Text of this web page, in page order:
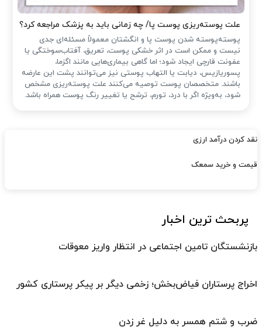
علت پوسته‌ریزی پوست پا/ چه زمانی باید به پزشک مراجعه کرد؟
پوسته‌پوسته شدن پوست پا و انگشتان معمولاً مسئله‌ای جدی
نیست و ممکن است در اثر خشکی پوست، تعریق، آفتاب‌سوختگی یا
عفونت قارچی ایجاد شود؛ اما گاهی بیماری‌هایی مانند اگزما،
پسوریازیس، دیابت یا التهاب پوستی نیز می‌توانند پشت این عارضه
باشند. متخصصان پوست توصیه می‌کنند علت پوسته‌ریزی مشخص
شود، به‌ویژه اگر با درد، تورم، ترشح یا تغییر رنگ پوست همراه باشد.
نقد کردن درآمد ارزی
قیمت و خرید سمعک
پربحث ترین اخبار
بازنشستگان تامین اجتماعی در انتظار واریز معوقات
اخراج پرستاران فیاض‌بخش؛ زخمی دیگر بر پیکر پرستاری کشور
ضرب و شتم همسر به دلیل غر زدن